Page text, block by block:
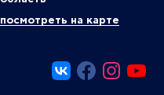
посмотреть на карте